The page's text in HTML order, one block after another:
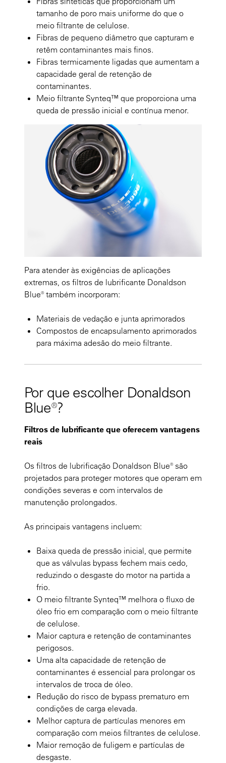
tamanho de poro mais uniforme do que o
meio filtrante de celulose.
Fibras de pequeno diâmetro que capturam e
retêm contaminantes mais finos.
Fibras termicamente ligadas que aumentam a
capacidade geral de retenção de
contaminantes.
Meio filtrante Synteq™ que proporciona uma
queda de pressão inicial e contínua menor.
Para atender às exigências de aplicações
extremas, os filtros de lubrificante Donaldson
Blue® também incorporam:
Materiais de vedação e junta aprimorados
Compostos de encapsulamento aprimorados
para máxima adesão do meio filtrante.
Por que escolher Donaldson
Blue®?
Filtros de lubrificante que oferecem vantagens
reais
Os filtros de lubrificação Donaldson Blue® são
projetados para proteger motores que operam em
condições severas e com intervalos de
manutenção prolongados.
As principais vantagens incluem:
Baixa queda de pressão inicial, que permite
que as válvulas bypass fechem mais cedo,
reduzindo o desgaste do motor na partida a
frio.
O meio filtrante Synteq™ melhora o fluxo de
óleo frio em comparação com o meio filtrante
de celulose.
Maior captura e retenção de contaminantes
perigosos.
Uma alta capacidade de retenção de
contaminantes é essencial para prolongar os
intervalos de troca de óleo.
Redução do risco de bypass prematuro em
condições de carga elevada.
Melhor captura de partículas menores em
comparação com meios filtrantes de celulose.
Maior remoção de fuligem e partículas de
desgaste.